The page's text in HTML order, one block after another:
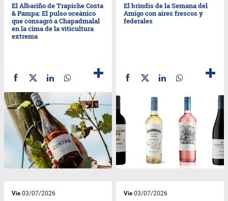
El Albariño de Trapiche Costa
& Pampa: El pulso oceánico
que consagró a Chapadmalal
en la cima de la viticultura
extrema
El brindis de la Semana del
Amigo con aires frescos y
federales
Vie03/07/2026 Vie03/07/2026